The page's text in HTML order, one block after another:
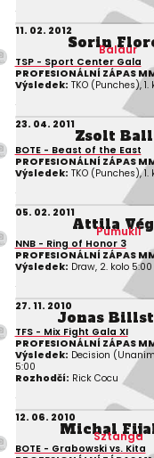
11. 02. 2012
SorinBalaur
TSP - Sport Center Gala
PROFESIONÁLNÍ ZÁPAS
Výsledek: TKO (Punches), 1.
23. 04. 2011
Zsolt
BOTE - Beast of the East
PROFESIONÁLNÍ ZÁPAS
Výsledek: TKO (Punches), 1.
05. 02. 2011
AttilaPumukli
NNB - Ring of Honor 3
PROFESIONÁLNÍ ZÁPAS
Výsledek: Draw, 2. kolo 5:00
27. 11. 2010
Jonas
TFS - Mix Fight Gala XI
PROFESIONÁLNÍ ZÁPAS
Výsledek: Decision
5:00
Rozhodčí: Rick Cocu
12. 06. 2010
MichalSztanga
BOTE - Grabowski vs. Kita